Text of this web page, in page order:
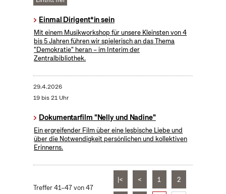
Einmal Dirigent*in sein
Mit einem Musikworkshop für unsere Kleinsten von 4
bis 5 Jahren führen wir spielerisch an das Thema
"Demokratie" heran – im Interim der
Zentralbibliothek.
29.4.2026
19 bis 21 Uhr
Dokumentarfilm "Nelly und Nadine"
Ein ergreifender Film über eine lesbische Liebe und
über die Notwendigkeit persönlichen und kollektiven
Erinnerns.
Treffer 41–47 von 47
|< < 1 2